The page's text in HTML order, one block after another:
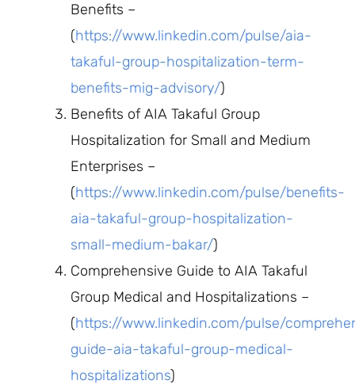
Benefits –
(https://www.linkedin.com/pulse/aia-
takaful-group-hospitalization-term-
benefits-mig-advisory/)
Benefits of AIA Takaful Group
Hospitalization for Small and Medium
Enterprises –
(https://www.linkedin.com/pulse/benefits-
aia-takaful-group-hospitalization-
small-medium-bakar/)
Comprehensive Guide to AIA Takaful
Group Medical and Hospitalizations –
(https://www.linkedin.com/pulse/
guide-aia-takaful-group-medical-
hospitalizations)